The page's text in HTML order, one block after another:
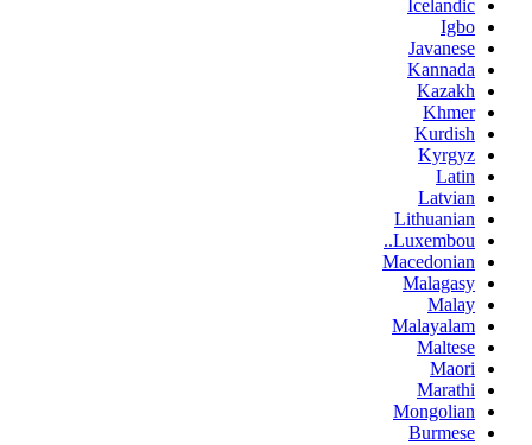
Icelandic
Igbo
Javanese
Kannada
Kazakh
Khmer
Kurdish
Kyrgyz
Latin
Latvian
Lithuanian
Luxembou..
Macedonian
Malagasy
Malay
Malayalam
Maltese
Maori
Marathi
Mongolian
Burmese